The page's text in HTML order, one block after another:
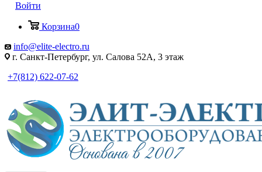
Войти
Корзина0
info@elite-electro.ru
г. Санкт-Петербург, ул. Салова 52А, 3 этаж
+7(812) 622-07-62